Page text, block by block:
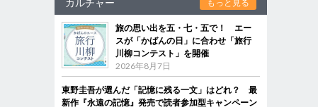
カルチャー もっと見る
旅の思い出を五・七・五で！ エー
スが「かばんの日」に合わせ「旅行
川柳コンテスト」を開催
2026年8月7日
東野圭吾が選んだ「記憶に残る一文」はどれ？ 最
新作『永遠の記憶』発売で読者参加型キャンペーン